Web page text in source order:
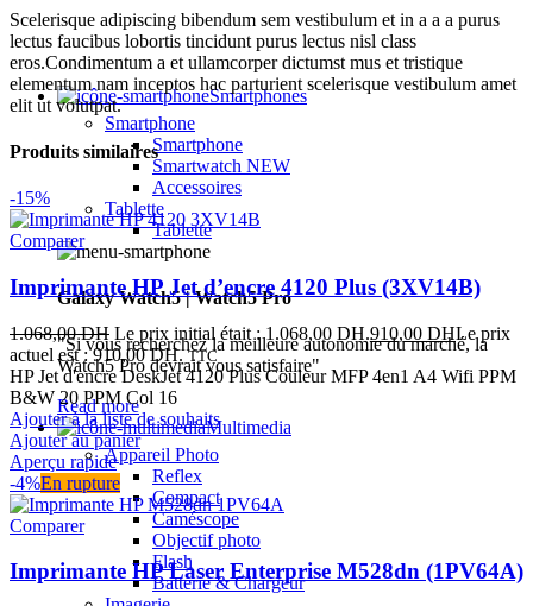
Smartphones
Smartphone
Smartphone
Smartwatch NEW
Accessoires
Tablette
Tablette
Galaxy Watch5 | Watch5 Pro
"Si vous recherchez la meilleure autonomie du marché, la
Watch5 Pro devrait vous satisfaire"
Read more
Multimedia
Appareil Photo
Reflex
Compact
Caméscope
Objectif photo
Flash
Batterie & Chargeur
Scelerisque adipiscing bibendum sem vestibulum et in a a a purus
lectus faucibus lobortis tincidunt purus lectus nisl class
eros.Condimentum a et ullamcorper dictumst mus et tristique
elementum nam inceptos hac parturient scelerisque vestibulum amet
elit ut volutpat.
Produits similaires
-15%
Comparer
Imprimante HP Jet d’encre 4120 Plus (3XV14B)
1.068,00DH Le prix initial était : 1.068,00 DH.910,00 DHLe prix
actuel est : 910,00 DH. TTC
HP Jet d'encre DeskJet 4120 Plus Couleur MFP 4en1 A4 Wifi PPM
B&W 20 PPM Col 16
Ajouter à la liste de souhaits
Ajouter au panier
Aperçu rapide
-4%En rupture
Comparer
Imprimante HP Laser Enterprise M528dn (1PV64A)